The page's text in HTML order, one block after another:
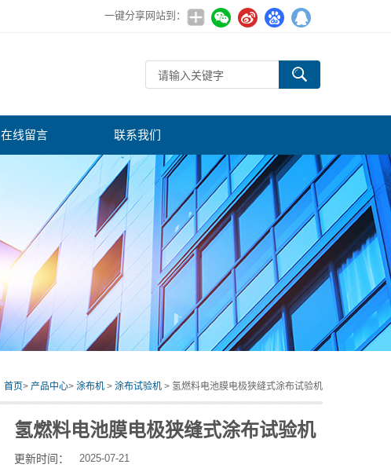
一键分享网站到：
在线留言 联系我们
首页> 产品中心> 涂布机 > 涂布试验机 > 氢燃料电池膜电极狭缝式涂布试验机
氢燃料电池膜电极狭缝式涂布试验机
更新时间： 2025-07-21